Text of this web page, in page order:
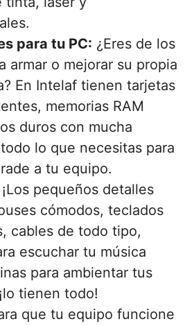
para tu PC: ¿Eres de los
armar o mejorar su propia
En Intelaf tienen tarjetas
memorias RAM
duros con mucha
lo que necesitas para
a tu equipo.
¡Los pequeños detalles
cómodos, teclados
cables de todo tipo,
escuchar tu música
para ambientar tus
tienen todo!
que tu equipo funcione